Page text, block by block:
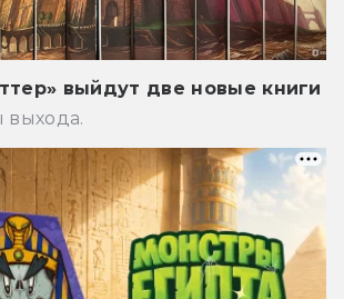
выйдут две новые книги
выхода.